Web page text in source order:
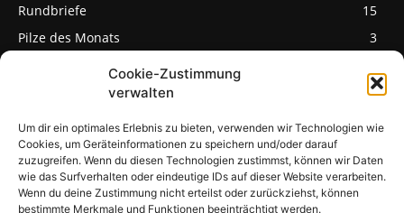
Cookie-Zustimmung
verwalten
Um dir ein optimales Erlebnis zu bieten, verwenden wir Technologien wie
Cookies, um Geräteinformationen zu speichern und/oder darauf
zuzugreifen. Wenn du diesen Technologien zustimmst, können wir Daten
wie das Surfverhalten oder eindeutige IDs auf dieser Website verarbeiten.
Wenn du deine Zustimmung nicht erteilst oder zurückziehst, können
bestimmte Merkmale und Funktionen beeinträchtigt werden.
Rundbriefe
15
Pilze des Monats
3
Pilzseite
Seltene Pilze aus
Mainfranken und
Deutschland